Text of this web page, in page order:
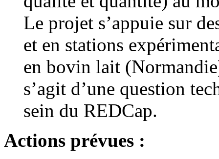
Le projet s’appuie sur
et en stations
en bovin lait
s’agit d’une question
sein du REDCap.
Actions prévues :